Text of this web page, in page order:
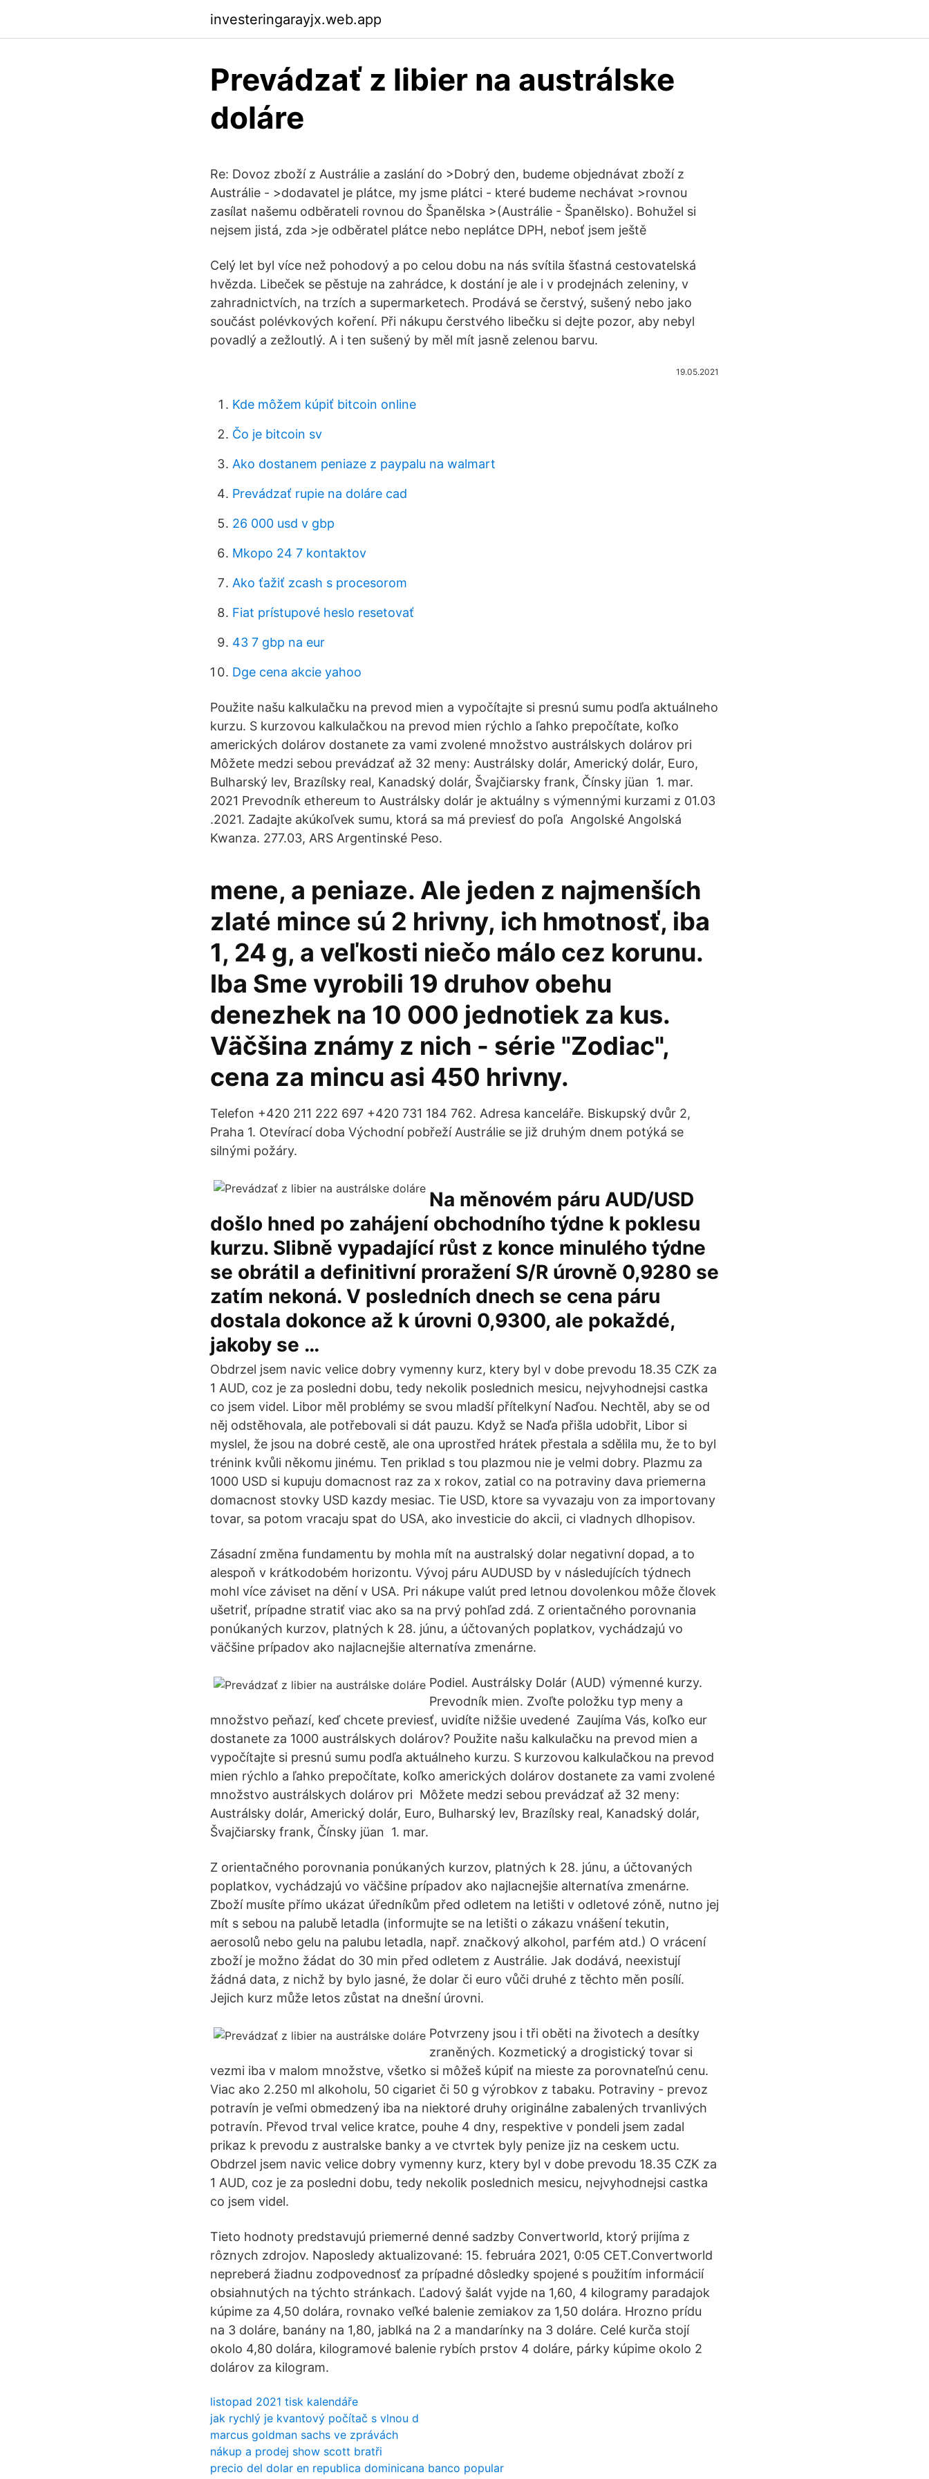
investeringarayjx.web.app
Prevádzať z libier na austrálske
doláre
Re: Dovoz zboží z Austrálie a zaslání do >Dobrý den, budeme objednávat zboží z
Austrálie - >dodavatel je plátce, my jsme plátci - které budeme nechávat >rovnou
zasílat našemu odběrateli rovnou do Španělska >(Austrálie - Španělsko). Bohužel si
nejsem jistá, zda >je odběratel plátce nebo neplátce DPH, neboť jsem ještě
Celý let byl více než pohodový a po celou dobu na nás svítila šťastná cestovatelská
hvězda. Libeček se pěstuje na zahrádce, k dostání je ale i v prodejnách zeleniny, v
zahradnictvích, na trzích a supermarketech. Prodává se čerstvý, sušený nebo jako
součást polévkových koření. Při nákupu čerstvého libečku si dejte pozor, aby nebyl
povadlý a zežloutlý. A i ten sušený by měl mít jasně zelenou barvu.
19.05.2021
Kde môžem kúpiť bitcoin online
Čo je bitcoin sv
Ako dostanem peniaze z paypalu na walmart
Prevádzať rupie na doláre cad
26 000 usd v gbp
Mkopo 24 7 kontaktov
Ako ťažiť zcash s procesorom
Fiat prístupové heslo resetovať
43 7 gbp na eur
Dge cena akcie yahoo
Použite našu kalkulačku na prevod mien a vypočítajte si presnú sumu podľa aktuálneho
kurzu. S kurzovou kalkulačkou na prevod mien rýchlo a ľahko prepočítate, koľko
amerických dolárov dostanete za vami zvolené množstvo austrálskych dolárov pri
Môžete medzi sebou prevádzať až 32 meny: Austrálsky dolár, Americký dolár, Euro,
Bulharský lev, Brazílsky real, Kanadský dolár, Švajčiarsky frank, Čínsky jüan 1. mar.
2021 Prevodník ethereum to Austrálsky dolár je aktuálny s výmennými kurzami z 01.03
.2021. Zadajte akúkoľvek sumu, ktorá sa má previesť do poľa Angolské Angolská
Kwanza. 277.03, ARS Argentinské Peso.
mene, a peniaze. Ale jeden z najmenších
zlaté mince sú 2 hrivny, ich hmotnosť, iba
1, 24 g, a veľkosti niečo málo cez korunu.
Iba Sme vyrobili 19 druhov obehu
denezhek na 10 000 jednotiek za kus.
Väčšina známy z nich - série "Zodiac",
cena za mincu asi 450 hrivny.
Telefon +420 211 222 697 +420 731 184 762. Adresa kanceláře. Biskupský dvůr 2,
Praha 1. Otevírací doba Východní pobřeží Austrálie se již druhým dnem potýká se
silnými požáry.
Na měnovém páru AUD/USD
došlo hned po zahájení obchodního týdne k poklesu
kurzu. Slibně vypadající růst z konce minulého týdne
se obrátil a definitivní proražení S/R úrovně 0,9280 se
zatím nekoná. V posledních dnech se cena páru
dostala dokonce až k úrovni 0,9300, ale pokaždé,
jakoby se …
Obdrzel jsem navic velice dobry vymenny kurz, ktery byl v dobe prevodu 18.35 CZK za
1 AUD, coz je za posledni dobu, tedy nekolik poslednich mesicu, nejvyhodnejsi castka
co jsem videl. Libor měl problémy se svou mladší přítelkyní Naďou. Nechtěl, aby se od
něj odstěhovala, ale potřebovali si dát pauzu. Když se Naďa přišla udobřit, Libor si
myslel, že jsou na dobré cestě, ale ona uprostřed hrátek přestala a sdělila mu, že to byl
trénink kvůli někomu jinému. Ten priklad s tou plazmou nie je velmi dobry. Plazmu za
1000 USD si kupuju domacnost raz za x rokov, zatial co na potraviny dava priemerna
domacnost stovky USD kazdy mesiac. Tie USD, ktore sa vyvazaju von za importovany
tovar, sa potom vracaju spat do USA, ako investicie do akcii, ci vladnych dlhopisov.
Zásadní změna fundamentu by mohla mít na australský dolar negativní dopad, a to
alespoň v krátkodobém horizontu. Vývoj páru AUDUSD by v následujících týdnech
mohl více záviset na dění v USA. Pri nákupe valút pred letnou dovolenkou môže človek
ušetriť, prípadne stratiť viac ako sa na prvý pohľad zdá. Z orientačného porovnania
ponúkaných kurzov, platných k 28. júnu, a účtovaných poplatkov, vychádzajú vo
väčšine prípadov ako najlacnejšie alternatíva zmenárne.
Podiel. Austrálsky Dolár (AUD) výmenné kurzy.
Prevodník mien. Zvoľte položku typ meny a
množstvo peňazí, keď chcete previesť, uvidíte nižšie uvedené Zaujíma Vás, koľko eur
dostanete za 1000 austrálskych dolárov? Použite našu kalkulačku na prevod mien a
vypočítajte si presnú sumu podľa aktuálneho kurzu. S kurzovou kalkulačkou na prevod
mien rýchlo a ľahko prepočítate, koľko amerických dolárov dostanete za vami zvolené
množstvo austrálskych dolárov pri Môžete medzi sebou prevádzať až 32 meny:
Austrálsky dolár, Americký dolár, Euro, Bulharský lev, Brazílsky real, Kanadský dolár,
Švajčiarsky frank, Čínsky jüan 1. mar.
Z orientačného porovnania ponúkaných kurzov, platných k 28. júnu, a účtovaných
poplatkov, vychádzajú vo väčšine prípadov ako najlacnejšie alternatíva zmenárne.
Zboží musíte přímo ukázat úředníkům před odletem na letišti v odletové zóně, nutno jej
mít s sebou na palubě letadla (informujte se na letišti o zákazu vnášení tekutin,
aerosolů nebo gelu na palubu letadla, např. značkový alkohol, parfém atd.) O vrácení
zboží je možno žádat do 30 min před odletem z Austrálie. Jak dodává, neexistují
žádná data, z nichž by bylo jasné, že dolar či euro vůči druhé z těchto měn posílí.
Jejich kurz může letos zůstat na dnešní úrovni.
Potvrzeny jsou i tři oběti na životech a desítky
zraněných. Kozmetický a drogistický tovar si
vezmi iba v malom množstve, všetko si môžeš kúpiť na mieste za porovnateľnú cenu.
Viac ako 2.250 ml alkoholu, 50 cigariet či 50 g výrobkov z tabaku. Potraviny - prevoz
potravín je veľmi obmedzený iba na niektoré druhy originálne zabalených trvanlivých
potravín. Převod trval velice kratce, pouhe 4 dny, respektive v pondeli jsem zadal
prikaz k prevodu z australske banky a ve ctvrtek byly penize jiz na ceskem uctu.
Obdrzel jsem navic velice dobry vymenny kurz, ktery byl v dobe prevodu 18.35 CZK za
1 AUD, coz je za posledni dobu, tedy nekolik poslednich mesicu, nejvyhodnejsi castka
co jsem videl.
Tieto hodnoty predstavujú priemerné denné sadzby Convertworld, ktorý prijíma z
rôznych zdrojov. Naposledy aktualizované: 15. februára 2021, 0:05 CET.Convertworld
nepreberá žiadnu zodpovednosť za prípadné dôsledky spojené s použitím informácií
obsiahnutých na týchto stránkach. Ľadový šalát vyjde na 1,60, 4 kilogramy paradajok
kúpime za 4,50 dolára, rovnako veľké balenie zemiakov za 1,50 dolára. Hrozno prídu
na 3 doláre, banány na 1,80, jablká na 2 a mandarínky na 3 doláre. Celé kurča stojí
okolo 4,80 dolára, kilogramové balenie rybích prstov 4 doláre, párky kúpime okolo 2
dolárov za kilogram.
listopad 2021 tisk kalendáře
jak rychlý je kvantový počítač s vlnou d
marcus goldman sachs ve zprávách
nákup a prodej show scott bratři
precio del dolar en republica dominicana banco popular